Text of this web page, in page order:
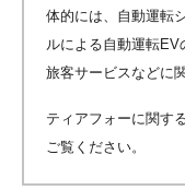
体的には、自動運転
ルによる自動運転EV
旅客サービスなどに
ティアフォーに関す
ご覧ください。